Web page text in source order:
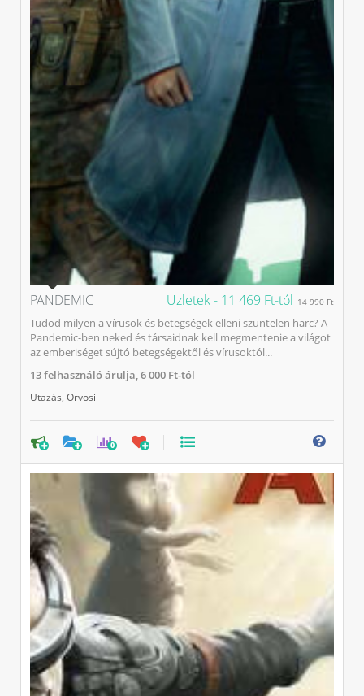
Üzletek - 11 469 Ft-tól 14 990 Ft
PANDEMIC
Tudod milyen a vírusok és betegségek elleni szüntelen harc? A
Pandemic-ben neked és társaidnak kell megmentenie a világot
az emberiséget sújtó betegségektől és vírusoktól...
13felhasználó árulja,6 000 Ft-tól
Utazás Orvosi
0